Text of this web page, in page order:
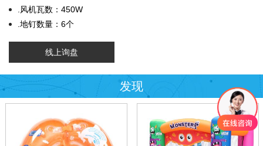
.风机瓦数：450W
.地钉数量：6个
线上询盘
发现